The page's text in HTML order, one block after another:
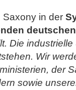
Saxony in der
Die
Wir
der
sowie